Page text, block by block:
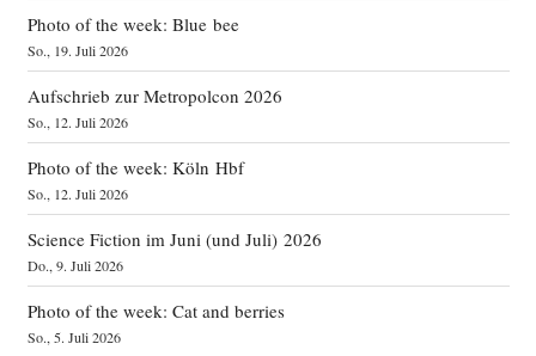
Photo of the week: Blue bee
So., 19. Juli 2026
Aufschrieb zur Metropolcon 2026
So., 12. Juli 2026
Photo of the week: Köln Hbf
So., 12. Juli 2026
Science Fiction im Juni (und Juli) 2026
Do., 9. Juli 2026
Photo of the week: Cat and berries
So., 5. Juli 2026